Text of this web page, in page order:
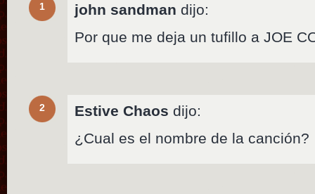
1 john sandman dijo:
Por que me deja un tufillo a JOE
2 Estive Chaos dijo:
¿Cual es el nombre de la canción?